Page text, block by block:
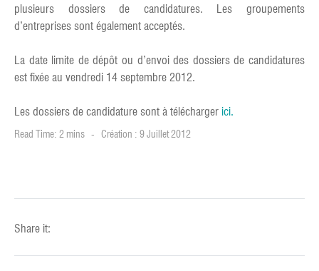
plusieurs dossiers de candidatures. Les groupements
d’entreprises sont également acceptés.
La date limite de dépôt ou d’envoi des dossiers de candidatures
est fixée au vendredi 14 septembre 2012.
Les dossiers de candidature sont à télécharger ici.
Read Time: 2 mins Création : 9 Juillet 2012
Share it: